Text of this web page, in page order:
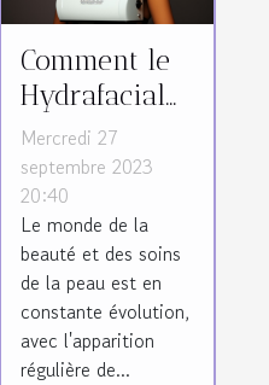
Comment le
Hydrafacial
est devenu
l'un des
traitements
de soin de
peau les plus
demandés
Mercredi 27
septembre 2023
20:40
Le monde de la
beauté et des soins
de la peau est en
constante évolution,
avec l'apparition
régulière de...